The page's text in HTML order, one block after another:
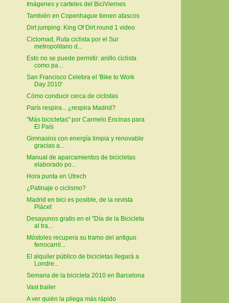
Imágenes y carteles del BiciViernes
También en Copenhague tienen atascos
Dirt jumping: King Of Dirt round 1 video
Ciclomad, Ruta ciclista por el Sur
metropolitano d...
Esto no se puede permitir: anillo ciclista
como pa...
San Francisco Celebra el 'Bike to Work
Day 2010'
Cómo conducir cerca de ciclistas
París respira... ¿respira Madrid?
"Más bicicletas" por Carmelo Encinas para
El País
Gimnasios con energía limpia y renovable
gracias a...
Manual de aparcamientos de bicicletas
elaborado po...
Hora punta en Utrech
¿Patinaje o ciclismo?
Madrid en bici es posible, de la revista
Plácet
Desayunos gratis en el "Día de la Bicicleta
al tra...
Móstoles recupera su tramo del antiguo
ferrocarril...
El alquiler público de bicicletas llegará a
Londre...
Semana de la bicicleta 2010 en Barcelona
Vast trailer
A ver quién la pliega más rápido